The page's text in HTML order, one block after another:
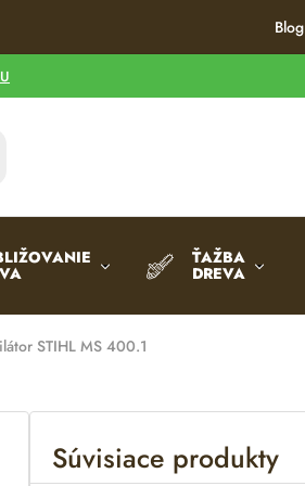
Blog
ŤAŽBA
DREVA
STIHL MS 400.1
Súvisiace produkty